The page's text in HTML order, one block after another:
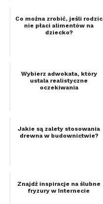
Co można zrobić, jeśli rodzic
nie płaci alimentów na
dziecko?
Wybierz adwokata, który
ustala realistyczne
oczekiwania
Jakie są zalety stosowania
drewna w budownictwie?
Znajdź inspiracje na ślubne
fryzury w Internecie